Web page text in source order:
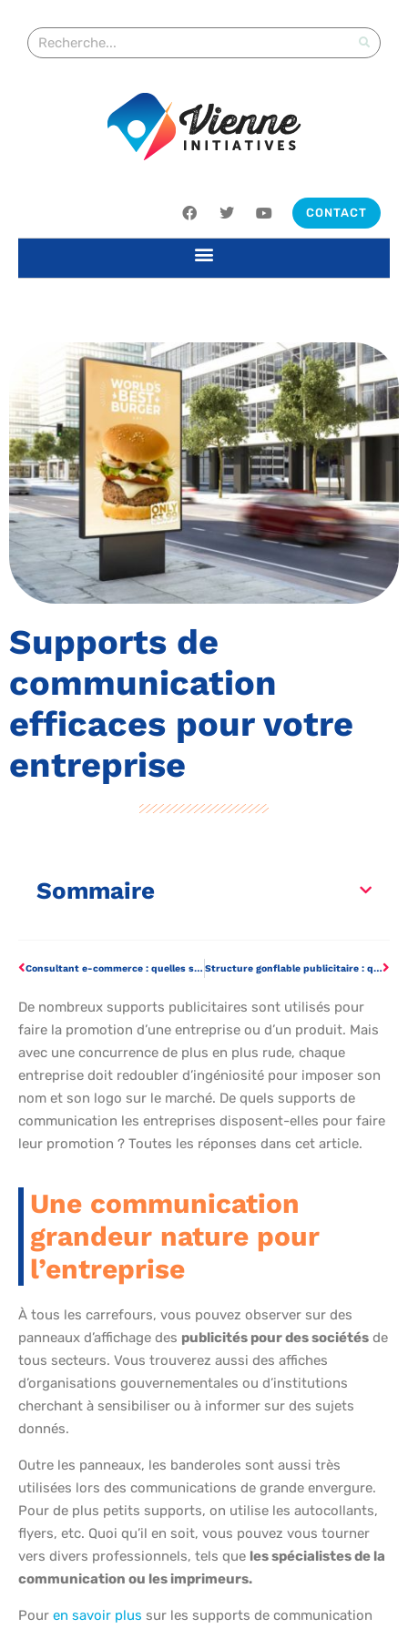
CONTACT
Supports de
communication
efficaces pour votre
entreprise
Sommaire
Consultant e-commerce : quelles sont ses missions ? Structure gonflable publicitaire : quels intérêts pour les événements d’entreprise ?
De nombreux supports publicitaires sont utilisés pour
faire la promotion d’une entreprise ou d’un produit. Mais
avec une concurrence de plus en plus rude, chaque
entreprise doit redoubler d’ingéniosité pour imposer son
nom et son logo sur le marché. De quels supports de
communication les entreprises disposent-elles pour faire
leur promotion ? Toutes les réponses dans cet article.
Une communication
grandeur nature pour
l’entreprise
À tous les carrefours, vous pouvez observer sur des
panneaux d’affichage des publicités pour des sociétés de
tous secteurs. Vous trouverez aussi des affiches
d’organisations gouvernementales ou d’institutions
cherchant à sensibiliser ou à informer sur des sujets
donnés.
Outre les panneaux, les banderoles sont aussi très
utilisées lors des communications de grande envergure.
Pour de plus petits supports, on utilise les autocollants,
flyers, etc. Quoi qu’il en soit, vous pouvez vous tourner
vers divers professionnels, tels que les spécialistes de la
communication ou les imprimeurs.
Pour en savoir plus sur les supports de communication